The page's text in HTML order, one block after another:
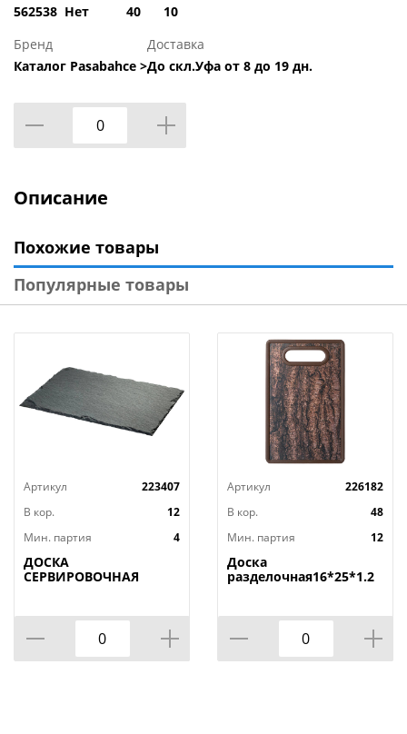
562538 Нет
40
10
Бренд
Каталог Pasabahce >
Доставка
До скл.Уфа от 8 до 19 дн.
Описание
Похожие товары
Популярные товары
Артикул
223407
В кор.
12
Мин. партия
4
ДОСКА
СЕРВИРОВОЧНАЯ
УПАКОВКИ, КОР=12ШТ.
Артикул
226182
В кор.
48
Мин. партия
12
Доска
разделочная16*25*1.2